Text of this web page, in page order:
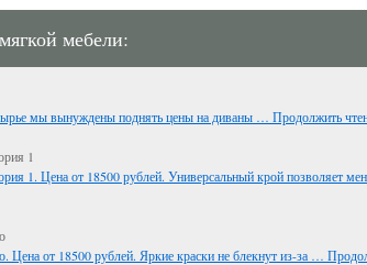
мебели:
мы вынуждены поднять цены на диваны … Продолжить
1
1. Цена от 18500 рублей. Универсальный крой позволяет
Цена от 18500 рублей. Яркие краски не блекнут из-за …